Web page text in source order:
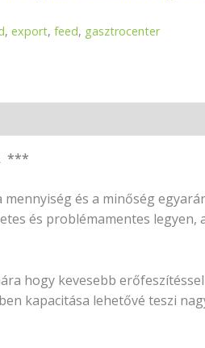
, export, feed, gasztrocenter
***
és a minőség
és problémamentes legyen,
hogy kevesebb
kapacitása lehetővé teszi